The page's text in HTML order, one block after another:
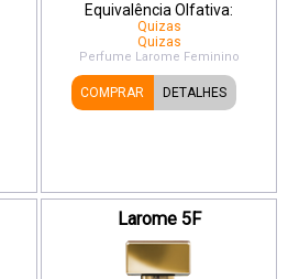
Equivalência Olfativa:
Quizas
Quizas
Perfume Larome Feminino
COMPRAR DETALHES
Larome 5F